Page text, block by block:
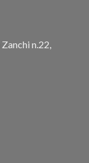
n.22,